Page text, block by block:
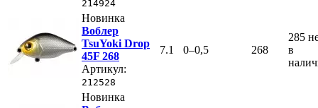
214924
Новинка
Воблер
TsuYoki Drop
45F 268
Артикул:
212528
7.1 0–0,5 268
285
в
Новинка